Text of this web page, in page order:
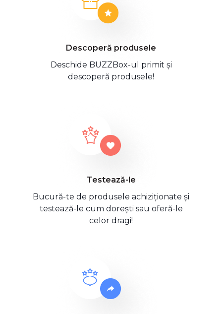
Descoperă produsele
Deschide BUZZBox-ul primit și
descoperă produsele!
Testează-le
Bucură-te de produsele achiziționate și
testează-le cum dorești sau oferă-le
celor dragi!